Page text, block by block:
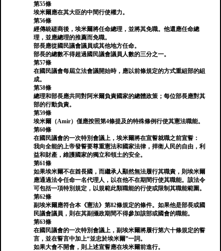
第55條
埃米爾應在其大臣的中間行使權力。
第56條
經傳統磋商後，埃米爾將任命總理，並將其免職。他還應任命總
理，並應總理的推薦而免職。
部長應從國民議會議員或其他地方任命。
部長的總數不得超過國民議會議員人數的三分之一。
第57條
在國民議會每屆立法會議開始時，應以前條規定的方式重組部的組
成。
第58條
總理和部長應共同對阿米爾負責國家的總體政策；每位部長應對其
部的行動負責。
第59條
埃米爾（Amir）僅應按照第4條提及的特殊條例行使其憲法職能。
第60條
在國民議會的一次特別會議上，埃米爾將在宣誓就職之前宣誓：
我向全能的上帝發誓要尊重憲法和國家法律，捍衛人民的自由，利
益和財產，維護國家的獨立和領土的安全。
第61條
如果埃米爾不在酋長國，而繼承人顯然無法履行其職責，則埃米爾
應通過法令任命一名代理人，以在他不在期間行使其職能。該法令
可包括一項特別規定，以規範此類職能的行使或限制其職能範圍。
第62條
副埃米爾應符合本《憲法》第82條規定的條件。如果他是部長或國
民議會議員，則在其副攝政期間不得參加該部或國會的職能。
第63條
在國民議會的一次特別會議上，副埃米爾將履行第六十條規定的誓
言，並在誓言中加上“並忠於埃米爾”一詞。
如果大會不開會，則上述宣誓應在埃米爾前進行。